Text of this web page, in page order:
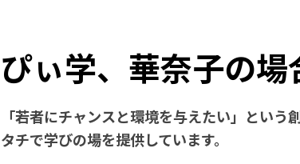
ぴぃ学、華奈子の場
「若者にチャンスと環境を与えたい」とい
タチで学びの場を提供しています。